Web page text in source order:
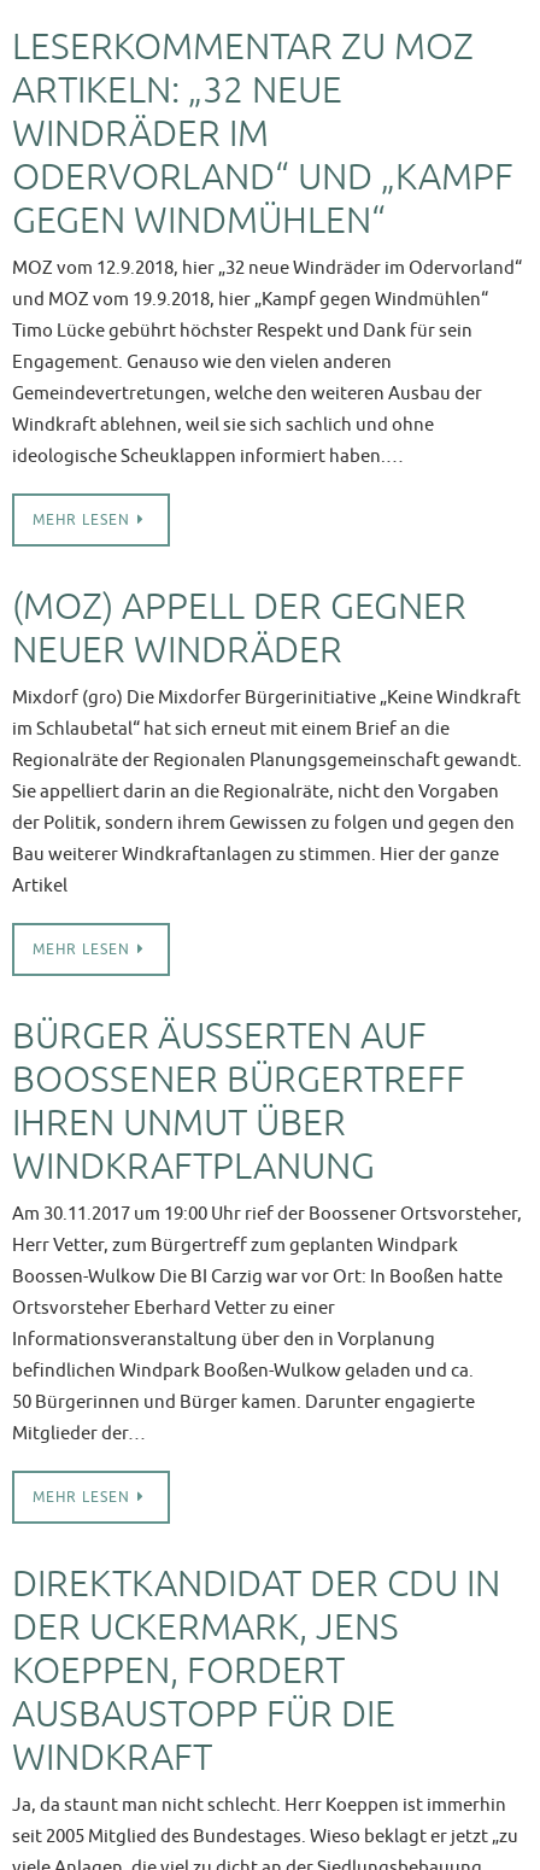
LESERKOMMENTAR ZU MOZ
ARTIKELN: „32 NEUE
WINDRÄDER IM
ODERVORLAND“ UND „KAMPF
GEGEN WINDMÜHLEN“
MOZ vom 12.9.2018, hier „32 neue Windräder im Odervorland“
und MOZ vom 19.9.2018, hier „Kampf gegen Windmühlen“
Timo Lücke gebührt höchster Respekt und Dank für sein
Engagement. Genauso wie den vielen anderen
Gemeindevertretungen, welche den weiteren Ausbau der
Windkraft ablehnen, weil sie sich sachlich und ohne
ideologische Scheuklappen informiert haben.…
MEHR LESEN
(MOZ) APPELL DER GEGNER
NEUER WINDRÄDER
Mixdorf (gro) Die Mixdorfer Bürgerinitiative „Keine Windkraft
im Schlaubetal“ hat sich erneut mit einem Brief an die
Regionalräte der Regionalen Planungsgemeinschaft gewandt.
Sie appelliert darin an die Regionalräte, nicht den Vorgaben
der Politik, sondern ihrem Gewissen zu folgen und gegen den
Bau weiterer Windkraftanlagen zu stimmen. Hier der ganze
Artikel
MEHR LESEN
BÜRGER ÄUSSERTEN AUF B
OOSSENER BÜRGERTREFF IH
REN UNMUT ÜBER WI
NDKRAFTPLANUNG
Am 30.11.2017 um 19:00 Uhr rief der Boossener Ortsvorsteher,
Herr Vetter, zum Bürgertreff zum geplanten Windpark
Boossen-Wulkow Die BI Carzig war vor Ort: In Booßen hatte
Ortsvorsteher Eberhard Vetter zu einer
Informationsveranstaltung über den in Vorplanung
befindlichen Windpark Booßen-Wulkow geladen und ca.
50 Bürgerinnen und Bürger kamen. Darunter engagierte
Mitglieder der…
MEHR LESEN
DIREKTKANDIDAT DER CDU IN
DER UCKERMARK, JENS
KOEPPEN, FORDERT
AUSBAUSTOPP FÜR DIE
WINDKRAFT
Ja, da staunt man nicht schlecht. Herr Koeppen ist immerhin
seit 2005 Mitglied des Bundestages. Wieso beklagt er jetzt „zu